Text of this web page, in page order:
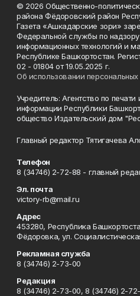
© 2026 Общественно-
района Фёдоровский район
Газета «Ашкадарские зори»
Федеральной службы по
информационных технологий и
Республике Башкортостан.
02 - 01804 от 19.05.2025 г.
Об использовании персональных
Учредитель: Агентство по
информации Республики
общество Издательский дом
Главный редактор Тятигачева
Телефон
8 (34746) 2-72-88 - главный
Эл. почта
victory-rb@mail.ru
Адрес
453280, Республика
Фёдоровка, ул.
Рекламная служба
8 (34746) 2-73-00
Редакция
8 (34746) 2-73-00, 8 (34746) 2-